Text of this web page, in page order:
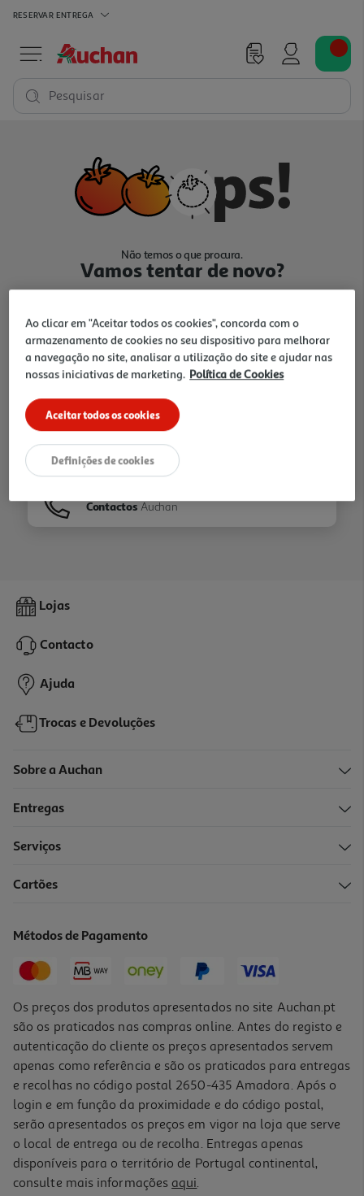
RESERVAR ENTREGA
Pesquisar
Não temos o que procura.
Vamos tentar de novo?
Ir para Homepage
Folhetos
Contactos Auchan
Lojas
Contacto
Ajuda
Trocas e Devoluções
Sobre a Auchan
Entregas
Serviços
Cartões
Métodos de Pagamento
Os preços dos produtos apresentados no site Auchan.pt
são os praticados nas compras online. Antes do registo e
autenticação do cliente os preços apresentados servem
apenas como referência e são os praticados para entregas
e recolhas no código postal 2650-435 Amadora. Após o
login e em função da proximidade e do código postal,
serão apresentados os preços em vigor na loja que serve
o local de entrega ou de recolha. Entregas apenas
disponíveis para o território de Portugal continental,
consulte mais informações aqui.
Ao clicar em "Aceitar todos os cookies", concorda com o
armazenamento de cookies no seu dispositivo para melhorar
a navegação no site, analisar a utilização do site e ajudar nas
nossas iniciativas de marketing. Política de Cookies
Aceitar todos os cookies
Definições de cookies